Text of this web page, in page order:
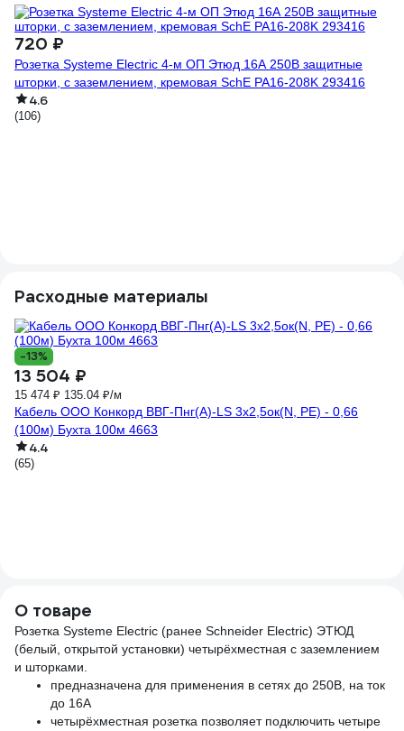
720 ₽
Розетка Systeme Electric 4-м ОП Этюд 16А 250В защитные
шторки, с заземлением, кремовая SchE PA16-208K 293416
4.6
(106)
Расходные материалы
-13%
13 504 ₽
15 474 ₽ 135.04 ₽/м
Кабель ООО Конкорд ВВГ-Пнг(А)-LS 3x2,5ок(N, PE) - 0,66
(100м) Бухта 100м 4663
4.4
(65)
О товаре
Розетка Systeme Electric (ранее Schneider Electric) ЭТЮД
(белый, открытой установки) четырёхместная с заземлением
и шторками.
предназначена для применения в сетях до 250В, на ток
до 16А
четырёхместная розетка позволяет подключить четыре